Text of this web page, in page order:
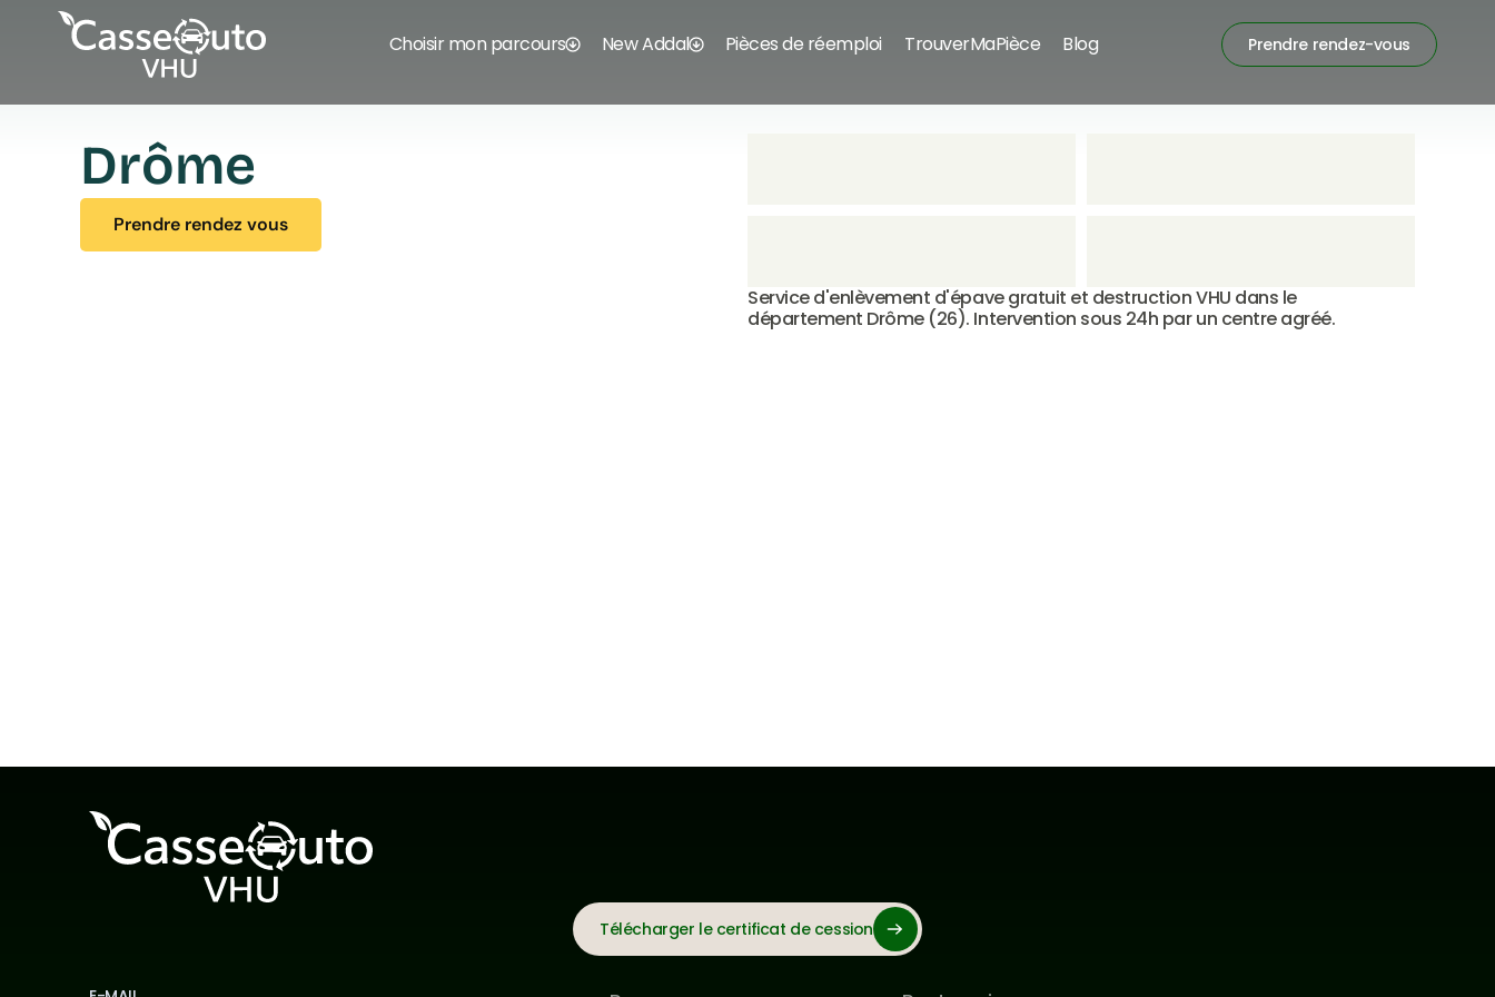
Drôme
Prendre rendez vous
Prendre rendez vous
Service d'enlèvement d'épave gratuit et destruction VHU dans le
département Drôme (26). Intervention sous 24h par un centre agréé.
Choisir mon parcours New Addal Pièces de réemploi TrouverMaPièce Blog Prendre rendez-vous
Télécharger le certificat de cession